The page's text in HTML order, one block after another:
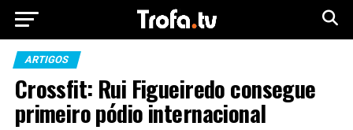
ARTIGOS
Crossfit: Rui Figueiredo consegue
primeiro pódio internacional